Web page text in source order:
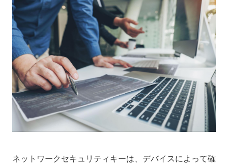
ネットワークセキュリティキーは、デバイスによって確